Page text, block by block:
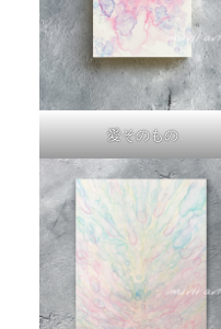
愛そのもの